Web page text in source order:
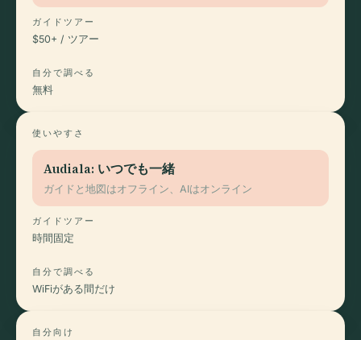
ガイドツアー
$50+ / ツアー
自分で調べる
無料
使いやすさ
Audiala: いつでも一緒
ガイドと地図はオフライン、AIはオンライン
ガイドツアー
時間固定
自分で調べる
WiFiがある間だけ
自分向け